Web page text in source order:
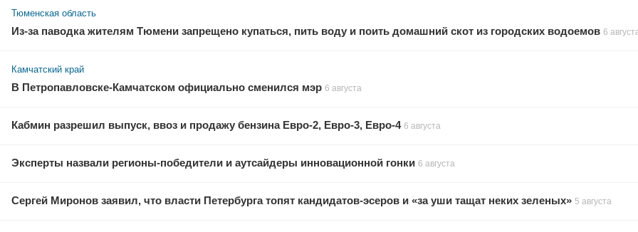
Тюменская область
Из-за паводка жителям Тюмени запрещено купаться, пить воду и поить домашний скот из городских водоемов 6
Камчатский край
В Петропавловске-Камчатском официально сменился мэр 6 августа
Кабмин разрешил выпуск, ввоз и продажу бензина Евро-2, Евро-3, Евро-4 6 августа
Эксперты назвали регионы-победители и аутсайдеры инновационной гонки 6 августа
Сергей Миронов заявил, что власти Петербурга топят кандидатов-эсеров и «за уши тащат неких зеленых» 5 августа